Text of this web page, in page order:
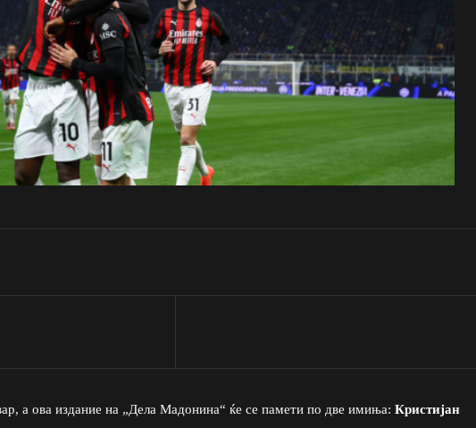
а ова издание на „Дела Мадонина“ ќе се памети по две имиња: Кристијан